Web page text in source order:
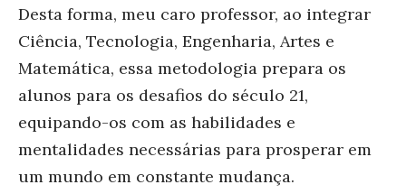
Desta forma, meu caro professor, ao integrar
Ciência, Tecnologia, Engenharia, Artes e
Matemática, essa metodologia prepara os
alunos para os desafios do século 21,
equipando-os com as habilidades e
mentalidades necessárias para prosperar em
um mundo em constante mudança.